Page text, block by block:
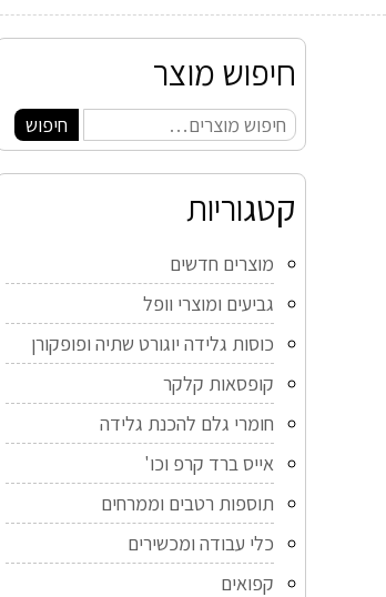
חיפוש מוצר
חיפוש
קטגוריות
מוצרים חדשים
גביעים ומוצרי וופל
כוסות גלידה יוגורט שתיה ופופקורן
קופסאות קלקר
חומרי גלם להכנת גלידה
אייס ברד קרפ וכו'
תוספות רטבים וממרחים
כלי עבודה ומכשירים
קפואים